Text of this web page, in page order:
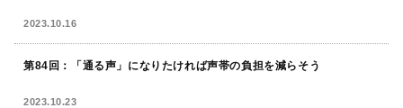
2023.10.16
第84回：「通る声」になりたければ声帯の負担を減らそう
2023.10.23